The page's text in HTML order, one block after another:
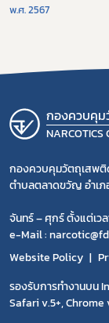
พ.ศ. 2567
กองควบคุ
NARCOTICS
กองควบคุมวัตถุเสพติ
ตำบลตลาดขวัญ อำเภ
จันทร์ – ศุกร์ ตั้งแต่เว
e-Mail :
Website Policy
รองรับการทำงานบน
Safari v.5+, Chrome